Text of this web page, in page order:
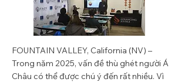
FOUNTAIN VALLEY, California (NV) –
Trong năm 2025, vấn đề thù ghét người Á
Châu có thể được chú ý đến rất nhiều. Vì